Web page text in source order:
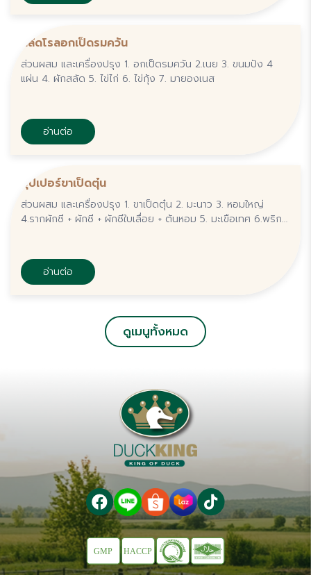
สลัดโรลอกเป็ดรมควัน
ส่วนผสม และเครื่องปรุง 1. อกเป็ดรมควัน 2.เนย 3. ขนมปัง 4
แผ่น 4. ผักสลัด 5. ไข่ไก่ 6. ไข่กุ้ง 7. มายองเนส
อ่านต่อ
ซุปเปอร์ขาเป็ดตุ๋น
ส่วนผสม และเครื่องปรุง 1. ขาเป็ดตุ๋น 2. มะนาว 3. หอมใหญ่
4.รากผักชี + ผักชี + ผักชีใบเลื่อย + ต้นหอม 5. มะเขือเทศ 6.พริก
อ่านต่อ
ดูเมนูทั้งหมด